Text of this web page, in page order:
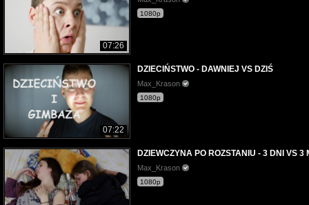
07:26
1080p
07:22
DZIECIŃSTWO - DAWNIEJ VS DZIŚ
Max_Krason
1080p
DZIEWCZYNA PO ROZSTANIU - 3 DNI VS 3
Max_Krason
1080p